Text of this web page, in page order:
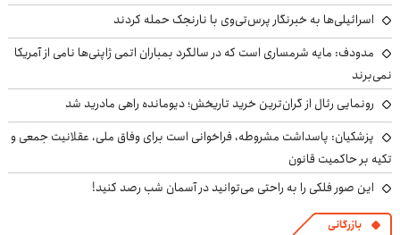
اسرائیلی‌ها به خبرنگار پرس‌تی‌وی با نارنجک حمله کردند
مدودف: مایه شرمساری است که در سالگرد بمباران اتمی ژاپنی‌ها نامی از آمریکا
نمی‌برند
رونمایی رئال از گران‌ترین خرید تاریخش؛ دیومانده راهی مادرید شد
پزشکیان: پاسداشت مشروطه، فراخوانی است برای وفاق ملی، عقلانیت جمعی و
تکیه بر حاکمیت قانون
این صور فلکی را به راحتی می‌توانید در آسمان شب رصد کنید!
بازرگانی